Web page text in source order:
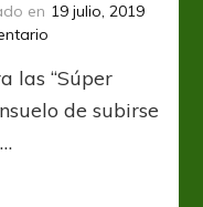
en 19 julio, 2019
en
2019:
El
las “Súper
de subirse